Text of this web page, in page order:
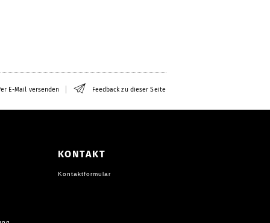
E-Mail versenden Feedback zu dieser Seite
KONTAKT
Kontaktformular